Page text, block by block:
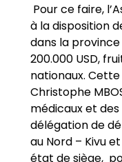
Pour ce faire,
à la disposition
dans la province
200.000 USD,
nationaux.
Christophe
médicaux et
délégation de
au Nord – Kivu
état de siège,